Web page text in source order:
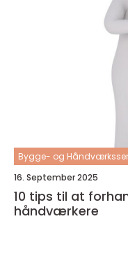
Bygge- og
16. September 2025
10 tips til at
håndværkere